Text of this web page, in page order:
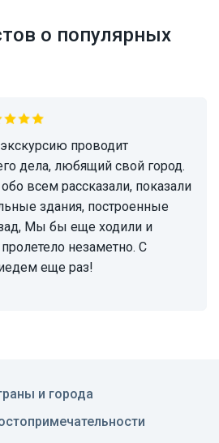
о популярных
дела, любящий свой город.
всем рассказали, показали
здания, построенные
Мы бы еще ходили и
незаметно. С
еще раз!
и города